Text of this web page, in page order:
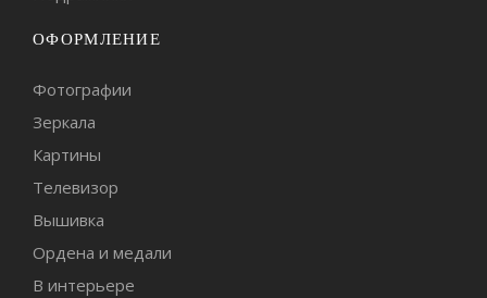
ОФОРМЛЕНИЕ
Фотографии
Зеркала
Картины
Телевизор
Вышивка
Ордена и медали
В интерьере